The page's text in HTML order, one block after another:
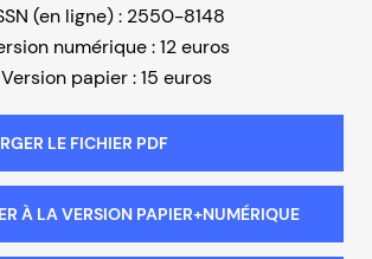
(en ligne) : 2550-8148
numérique : 12 euros
Version papier : 15 euros
LE FICHIER PDF
À LA VERSION PAPIER+NUMÉRIQUE